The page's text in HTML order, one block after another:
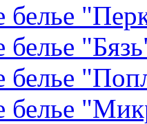
белье
белье
белье
белье